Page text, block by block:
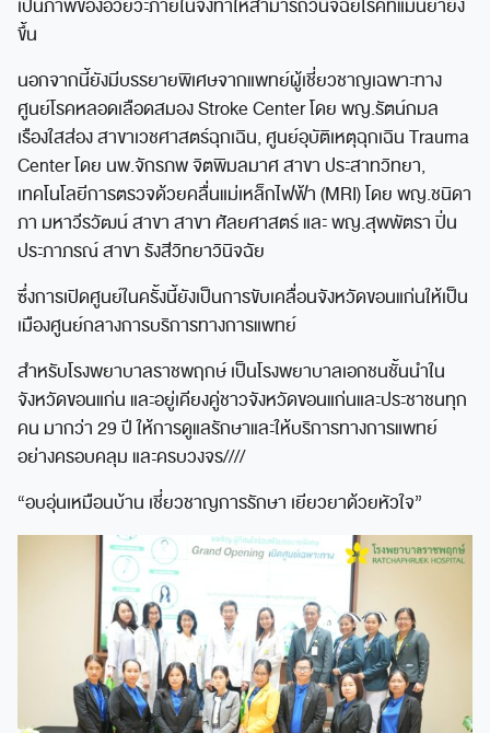
เป็นภาพของอวัยวะภายในจึงทำให้สามารถวินิจฉัยโรคที่แม่นยำยิ่ง
ขึ้น
นอกจากนี้ยังมีบรรยายพิเศษจากแพทย์ผู้เชี่ยวชาญเฉพาะทาง
ศูนย์โรคหลอดเลือดสมอง Stroke Center โดย พญ.รัตน์กมล
เรืองใสส่อง สาขาเวชศาสตร์ฉุกเฉิน, ศูนย์อุบัติเหตุฉุกเฉิน Trauma
Center โดย นพ.จักรภพ จิตพิมลมาศ สาขา ประสาทวิทยา,
เทคโนโลยีการตรวจด้วยคลื่นแม่เหล็กไฟฟ้า (MRI) โดย พญ.ชนิดา
ภา มหาวีรวัฒน์ สาขา สาขา ศัลยศาสตร์ และ พญ.สุพพัตรา ปิ่น
ประภาภรณ์ สาขา รังสีวิทยาวินิจฉัย
ซึ่งการเปิดศูนย์ในครั้งนี้ยังเป็นการขับเคลื่อนจังหวัดขอนแก่นให้เป็น
เมืองศูนย์กลางการบริการทางการแพทย์
สำหรับโรงพยาบาลราชพฤกษ์ เป็นโรงพยาบาลเอกชนชั้นนำใน
จังหวัดขอนแก่น และอยู่เคียงคู่ชาวจังหวัดขอนแก่นและประชาชนทุก
คน มากว่า 29 ปี ให้การดูแลรักษาและให้บริการทางการแพทย์
อย่างครอบคลุม และครบวงจร////
“อบอุ่นเหมือนบ้าน เชี่ยวชาญการรักษา เยียวยาด้วยหัวใจ”